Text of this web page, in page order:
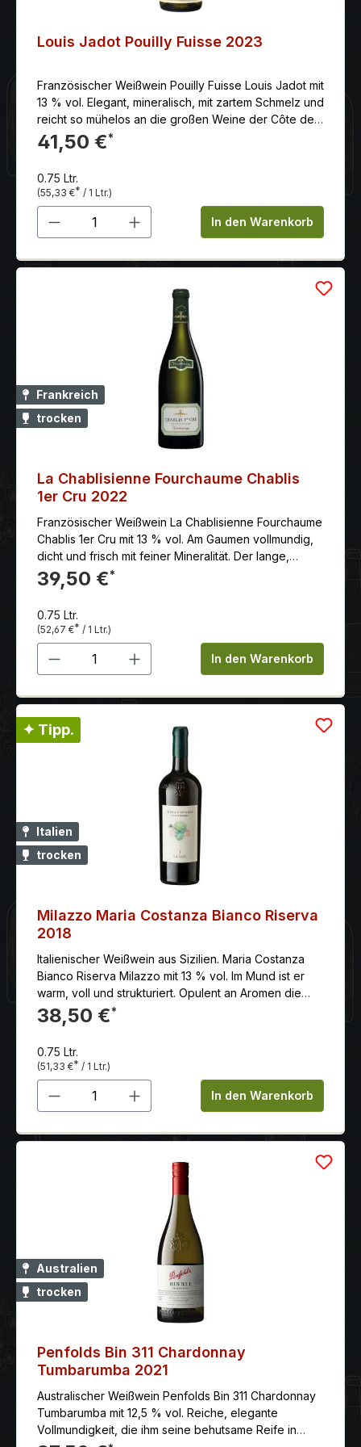
Louis Jadot Pouilly Fuisse 2023
Französischer Weißwein Pouilly Fuisse Louis Jadot mit
13 % vol. Elegant, mineralisch, mit zartem Schmelz und
reicht so mühelos an die großen Weine der Côte de
Beaune heran.
41,50 €*
0.75 Ltr.
(55,33 €* / 1 Ltr.)
Produkt Anzahl: Gib denIn den Warenkorb
Frankreich
trocken
La Chablisienne Fourchaume Chablis
1er Cru 2022
Französischer Weißwein La Chablisienne Fourchaume
Chablis 1er Cru mit 13 % vol. Am Gaumen vollmundig,
dicht und frisch mit feiner Mineralität. Der lange,
mineralische Abgang wird von einer leichten Würze
zarter Holznuancen und fruchtigen Aromen begleitet.
Krustentieren oder zu hellem Fleisch.
39,50 €*
0.75 Ltr.
(52,67 €* / 1 Ltr.)
Produkt Anzahl: Gib denIn den Warenkorb
✦ Tipp.
Italien
trocken
Milazzo Maria Costanza Bianco Riserva
2018
Italienischer Weißwein aus Sizilien. Maria Costanza
Bianco Riserva Milazzo mit 13 % vol. Im Mund ist er
warm, voll und strukturiert. Opulent an Aromen die
man bereits in der Nase hatte. Eine ungewöhnliche
Persistenz für einen Weißwein.
38,50 €*
0.75 Ltr.
(51,33 €* / 1 Ltr.)
Produkt Anzahl: Gib denIn den Warenkorb
Australien
trocken
Penfolds Bin 311 Chardonnay
Tumbarumba 2021
Australischer Weißwein Penfolds Bin 311 Chardonnay
Tumbarumba mit 12,5 % vol. Reiche, elegante
Vollmundigkeit, die ihm seine behutsame Reife in